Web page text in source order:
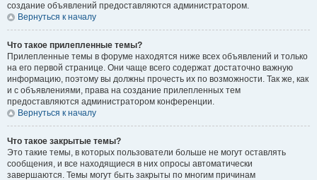
создание объявлений предоставляются администратором.
Вернуться к началу
Что такое прилепленные темы?
Прилепленные темы в форуме находятся ниже всех объявлений и только
на его первой странице. Они чаще всего содержат достаточно важную
информацию, поэтому вы должны прочесть их по возможности. Так же, как
и с объявлениями, права на создание прилепленных тем
предоставляются администратором конференции.
Вернуться к началу
Что такое закрытые темы?
Это такие темы, в которых пользователи больше не могут оставлять
сообщения, и все находящиеся в них опросы автоматически
завершаются. Темы могут быть закрыты по многим причинам